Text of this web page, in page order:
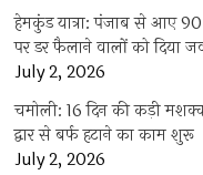
हेमकुंड यात्रा: पंजाब से आए
पर डर फैलाने वालों को दिया
July 2, 2026
चमोली: 16 दिन की कड़ी
द्वार से बर्फ हटाने का काम शुरू
July 2, 2026